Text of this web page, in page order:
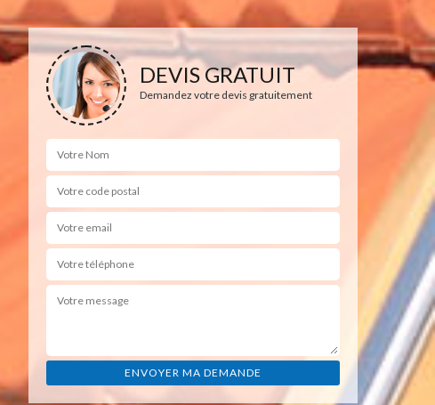
DEVIS GRATUIT
Demandez votre devis gratuitement